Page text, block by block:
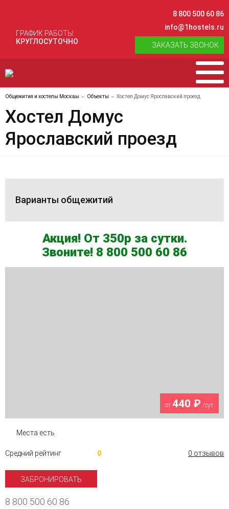
ГРАФИК РАБОТЫ:
КРУГЛОСУТОЧНО
8 800 500 60 86
info@1hostels.ru
ЗАКАЗАТЬ ЗВОНОК
Общежития и хостелы Москвы Объекты Хостел Домус Ярославский проезд
Хостел Домус
Ярославский проезд
Варианты общежитий
Акция! От 350р за сутки.
Звоните! 8 800 500 60 86
от440 ₽ /сут
Места есть
Средний рейтинг 0 0 отзывов
ЗАБРОНИРОВАТЬ
8 800 500 60 86